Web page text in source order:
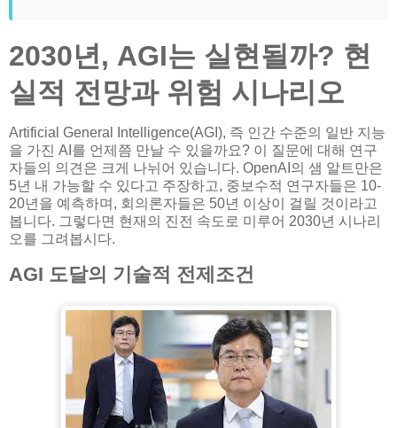
2030년, AGI는 실현될까? 현
실적 전망과 위험 시나리오
Artificial General Intelligence(AGI), 즉 인간 수준의 일반 지능
을 가진 AI를 언제쯤 만날 수 있을까요? 이 질문에 대해 연구
자들의 의견은 크게 나뉘어 있습니다. OpenAI의 샘 알트만은
5년 내 가능할 수 있다고 주장하고, 중보수적 연구자들은 10-
20년을 예측하며, 회의론자들은 50년 이상이 걸릴 것이라고
봅니다. 그렇다면 현재의 진전 속도로 미루어 2030년 시나리
오를 그려봅시다.
AGI 도달의 기술적 전제조건